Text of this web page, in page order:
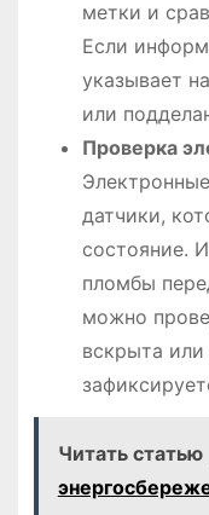
метки и
Если
указывает
или
Проверка
датчики,
состояние.
пломбы
можно
вскрыта
Читать статью